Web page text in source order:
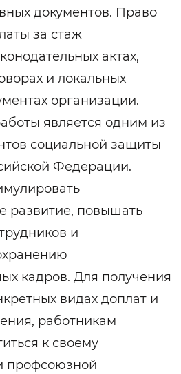
документов. Право
за стаж
актах,
и локальных
организации.
является одним из
социальной защиты
Федерации.
развитие, повышать
и
кадров. Для получения
видах доплат и
работникам
к своему
профсоюзной